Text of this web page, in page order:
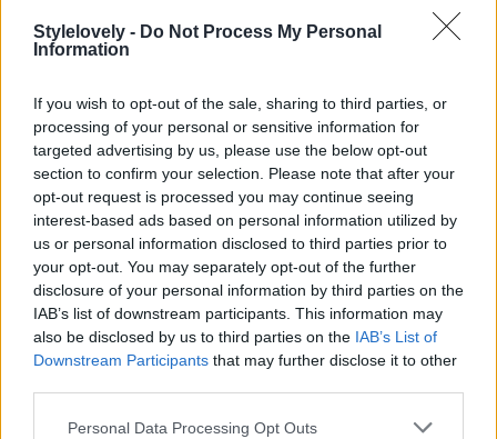
Stylelovely - Do Not Process My Personal
Information
If you wish to opt-out of the sale, sharing to third parties, or
processing of your personal or sensitive information for
targeted advertising by us, please use the below opt-out
section to confirm your selection. Please note that after your
opt-out request is processed you may continue seeing
interest-based ads based on personal information utilized by
us or personal information disclosed to third parties prior to
your opt-out. You may separately opt-out of the further
disclosure of your personal information by third parties on the
IAB’s list of downstream participants. This information may
also be disclosed by us to third parties on the IAB’s List of
Downstream Participants that may further disclose it to other
Personal Data Processing Opt Outs
1 COMENTARIO
Un comentario en “Peinados y make up de verano